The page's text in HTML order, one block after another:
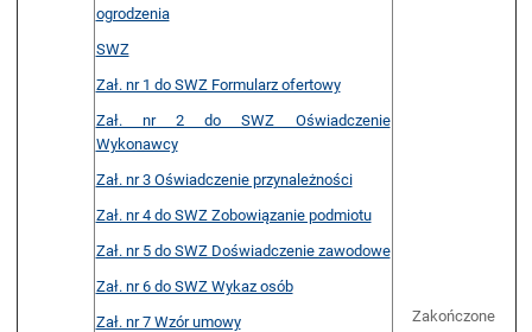
ogrodzenia
SWZ
Zał. nr 1 do SWZ Formularz ofertowy
Zał. nr 2 do SWZ Oświadczenie
Wykonawcy
Zał. nr 3 Oświadczenie przynależności
Zał. nr 4 do SWZ Zobowiązanie podmiotu
Zał. nr 5 do SWZ Doświadczenie zawodowe
Zał. nr 6 do SWZ Wykaz osób
Zał. nr 7 Wzór umowy
Zakończone